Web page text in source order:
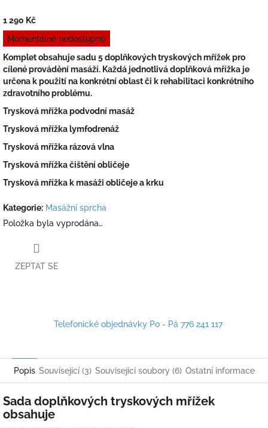
1 290 Kč
Měrná
cena:
Momentálně nedostupné
Komplet obsahuje sadu 5 doplňkových tryskových mřížek pro
cílené provádění masáží. Každá jednotlivá doplňková mřížka je
určena k použití na konkrétní oblast či k rehabilitaci konkrétního
zdravotního problému.
Trysková mřížka podvodní masáž
Trysková mřížka lymfodrenáž
Trysková mřížka rázová vlna
Trysková mřížka čištění obličeje
Trysková mřížka k masáži obličeje a krku
Kategorie: Masážní sprcha
Položka byla vyprodána…
ZEPTAT SE
Telefonické objednávky Po - Pá 776 241 117
Popis Související (3) Související soubory (6) Ostatní informace
Sada doplňkových tryskových mřížek
obsahuje